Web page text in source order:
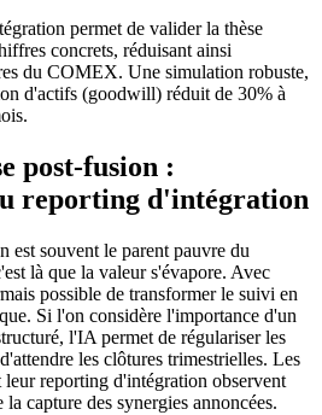
permet de valider la thèse
concrets, réduisant ainsi
du COMEX. Une simulation robuste,
d'actifs (goodwill) réduit de 30% à
post-fusion :
reporting d'intégration
est souvent le parent pauvre du
là que la valeur s'évapore. Avec
possible de transformer le suivi en
Si l'on considère l'importance d'un
l'IA permet de régulariser les
les clôtures trimestrielles. Les
leur reporting d'intégration observent
capture des synergies annoncées.